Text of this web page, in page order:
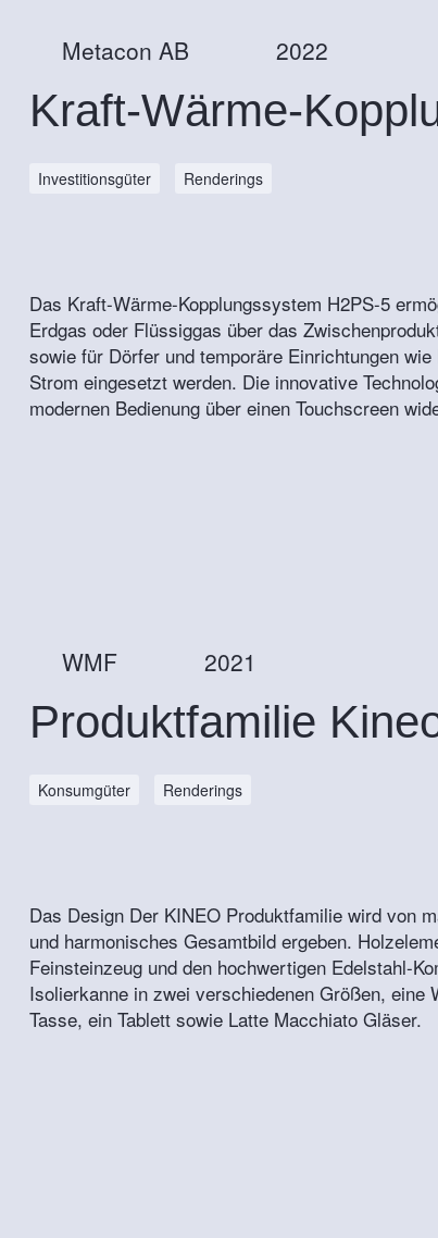
Metacon AB 2022
Kraft-Wärme-
Investitionsgüter Renderings
Das Kraft-Wärme-Kopplungssystem H2PS-5
Erdgas oder Flüssiggas über das
sowie für Dörfer und temporäre Einrichtungen
Strom eingesetzt werden. Die innovative
modernen Bedienung über einen Touchscreen
WMF 2021
Produktfamilie
Konsumgüter Renderings
Das Design Der KINEO Produktfamilie wird von
und harmonisches Gesamtbild ergeben.
Feinsteinzeug und den hochwertigen Edelstahl-
Isolierkanne in zwei verschiedenen Größen,
Tasse, ein Tablett sowie Latte Macchiato Gläser.